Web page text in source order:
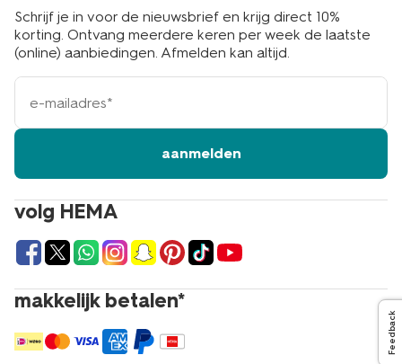
volg HEMA
makkelijk betalen*
Schrijf je in voor de nieuwsbrief en krijg direct 10%
korting. Ontvang meerdere keren per week de laatste
(online) aanbiedingen. Afmelden kan altijd.
e-
mailadres
aanmelden
Feedback